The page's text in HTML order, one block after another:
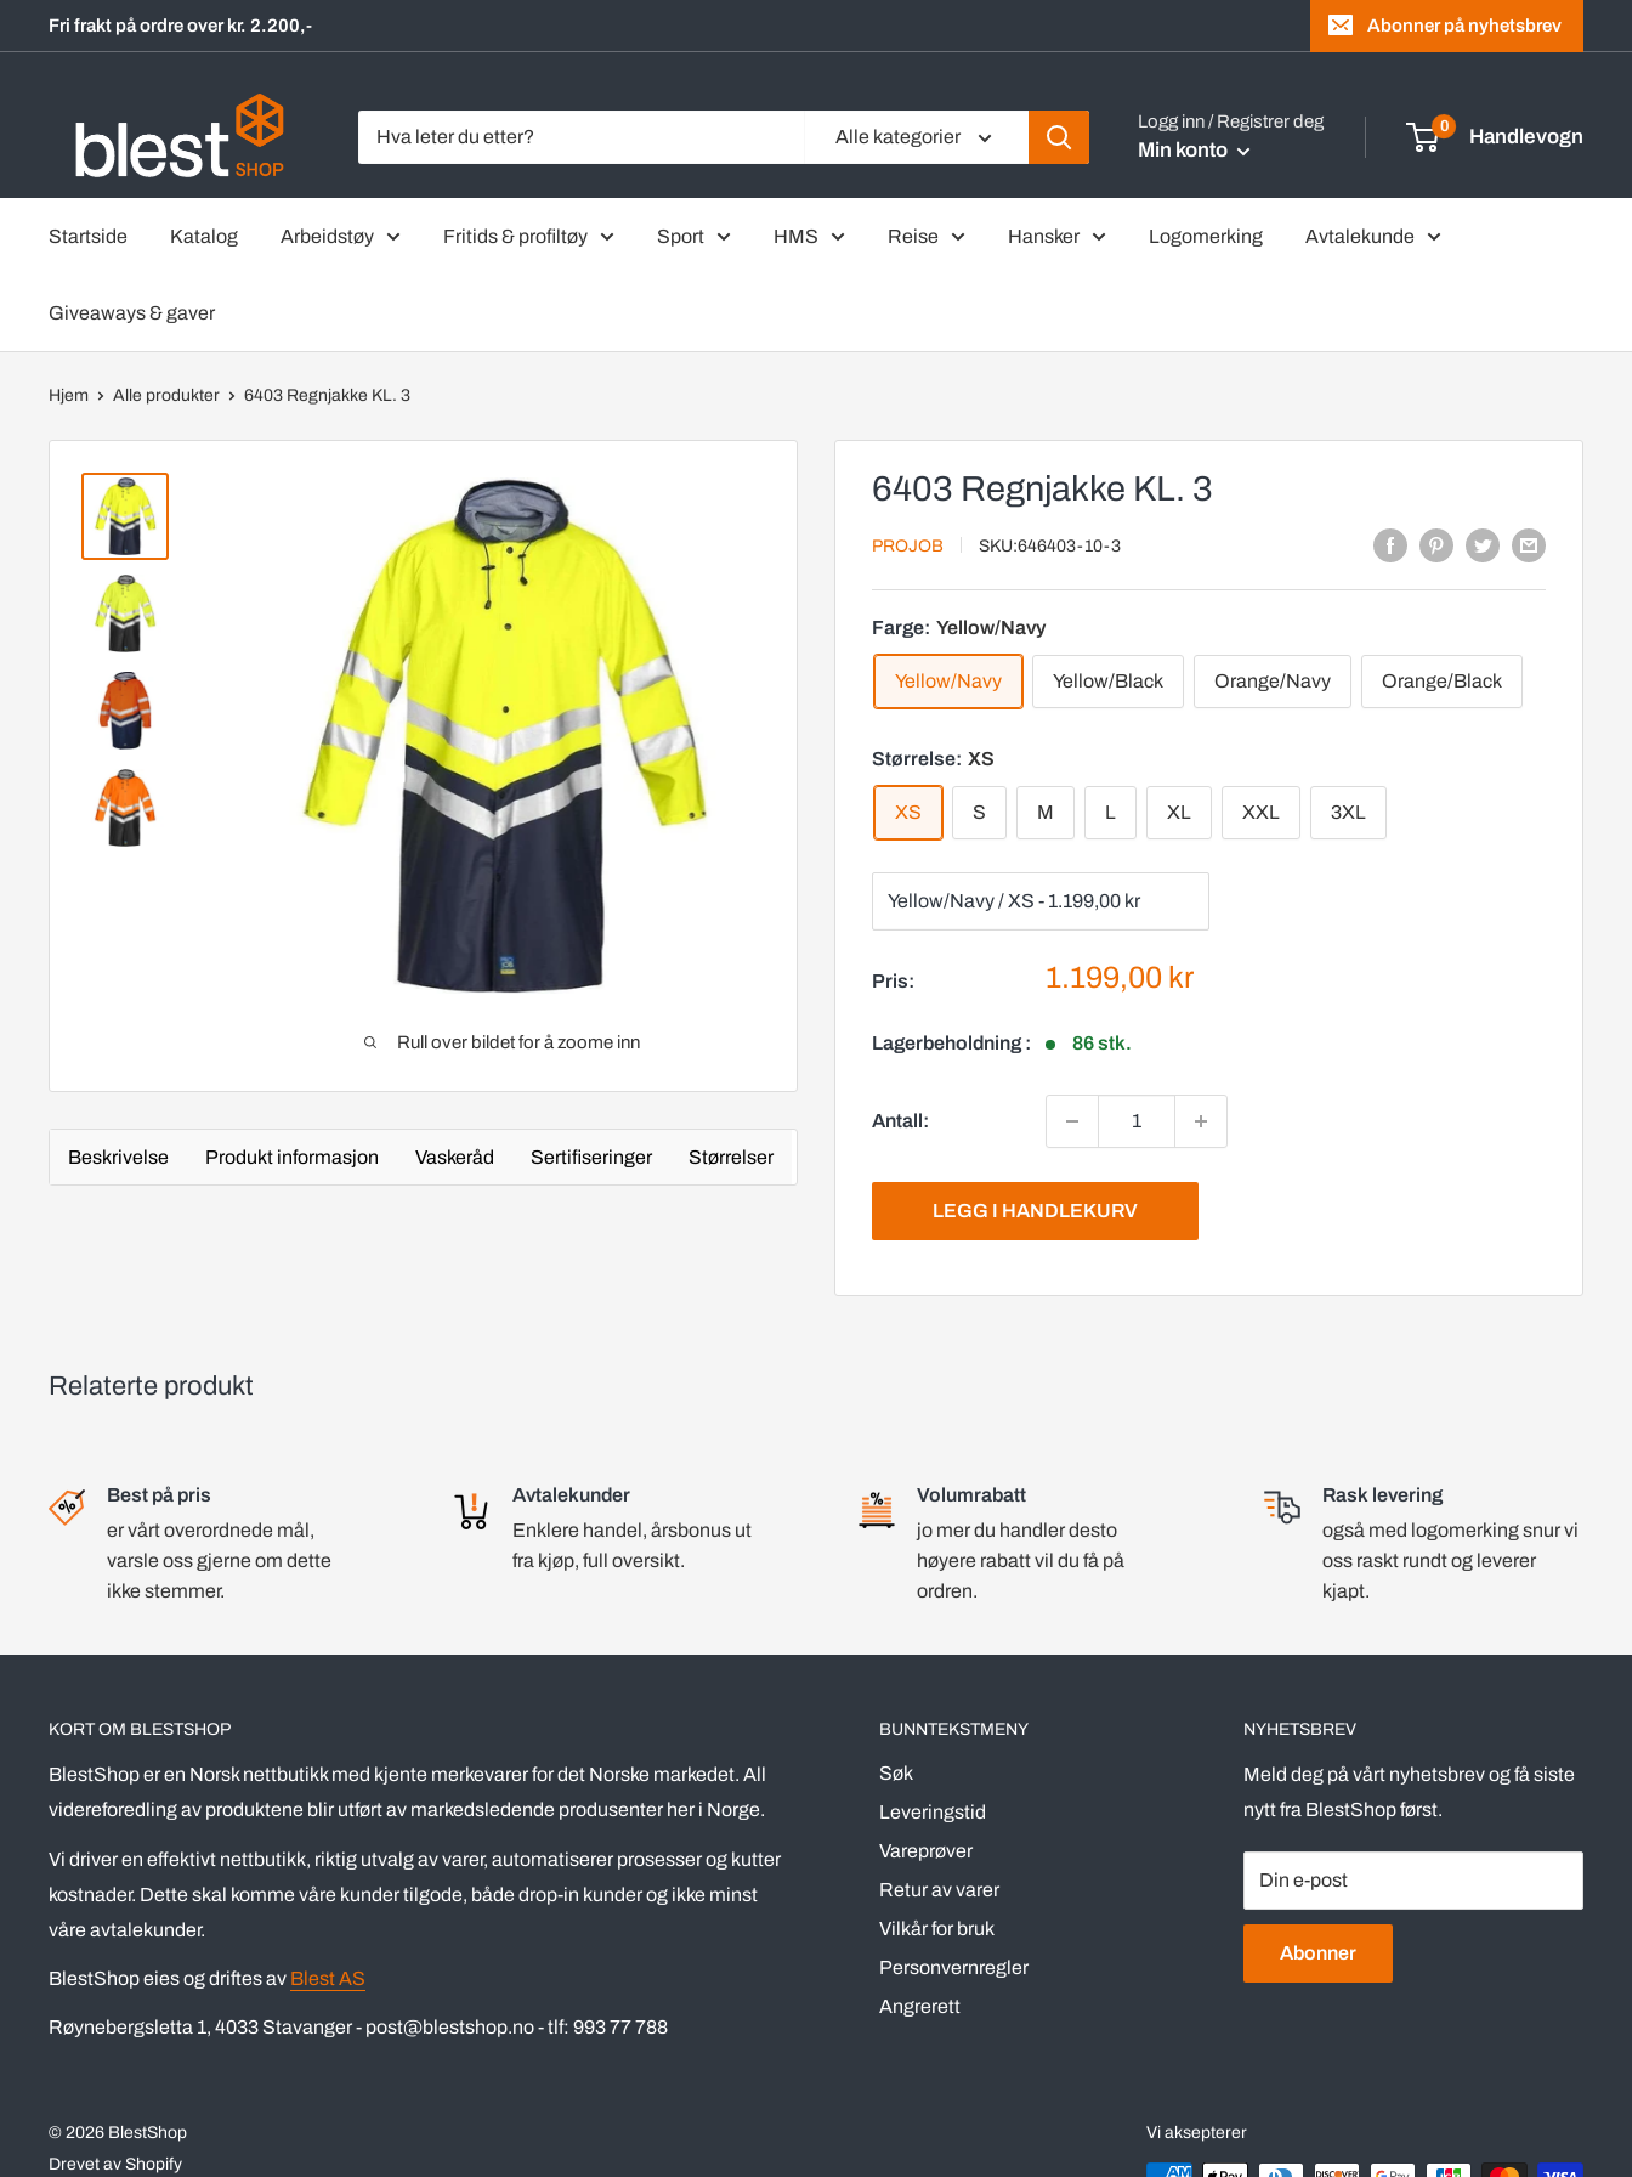
til
Fri frakt på ordre over kr. 2.200,- Abonner på nyhetsbrev
Alle kategorier
Logg inn / Registrer deg
Min konto
0 Handlevogn
Startside Katalog Arbeidstøy Fritids & profiltøy Sport HMS Reise Hansker Logomerking Avtalekunde
Giveaways & gaver
Hjem Alle produkter 6403 Regnjakke KL. 3
Rull over bildet for å zoome inn
6403 Regnjakke KL. 3
PROJOB SKU:646403-10-3
Farge: Yellow/Navy
Yellow/Navy Yellow/Black Orange/Navy Orange/Black
Størrelse: XS
XS S M L XL XXL 3XL
Pris: Salgspris
1.199,00 kr
Lagerbeholdning : 86 stk.
Antall:
LEGG I HANDLEKURV
Beskrivelse Produkt informasjon Vaskeråd Sertifiseringer Størrelser
Relaterte produkt
Best på pris
er vårt overordnede mål,
varsle oss gjerne om dette
ikke stemmer.
Avtalekunder
Enklere handel, årsbonus ut
fra kjøp, full oversikt.
Volumrabatt
jo mer du handler desto
høyere rabatt vil du få på
ordren.
Rask levering
også med logomerking snur vi
oss raskt rundt og leverer
kjapt.
KORT OM BLESTSHOP
BlestShop er en Norsk nettbutikk med kjente merkevarer for det Norske markedet. All
videreforedling av produktene blir utført av markedsledende produsenter her i Norge.
Vi driver en effektivt nettbutikk, riktig utvalg av varer, automatiserer prosesser og kutter
kostnader. Dette skal komme våre kunder tilgode, både drop-in kunder og ikke minst
våre avtalekunder.
BlestShop eies og driftes av Blest AS
Røynebergsletta 1, 4033 Stavanger - post@blestshop.no - tlf: 993 77 788
BUNNTEKSTMENY
Søk
Leveringstid
Vareprøver
Retur av varer
Vilkår for bruk
Personvernregler
Angrerett
NYHETSBREV
Meld deg på vårt nyhetsbrev og få siste
nytt fra BlestShop først.
Din e-post
Abonner
© 2026 BlestShop
Drevet av Shopify
Vi aksepterer